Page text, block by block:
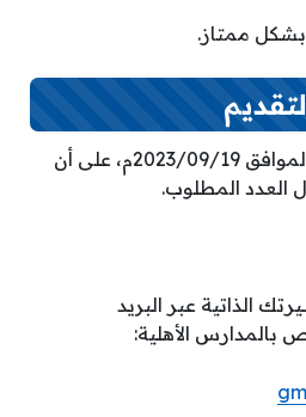
ممتاز.
بدأ التقديم اليوم الثلاثاء الموافق 2023/09/19م، على أن
العدد المطلوب.
الذاتية عبر البريد
بالمدارس الأهلية: